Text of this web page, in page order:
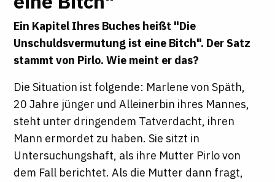
Ein Kapitel Ihres Buches heißt "Die
Unschuldsvermutung ist eine Bitch". Der Satz
stammt von Pirlo. Wie meint er das?
Die Situation ist folgende: Marlene von Späth,
20 Jahre jünger und Alleinerbin ihres Mannes,
steht unter dringendem Tatverdacht, ihren
Mann ermordet zu haben. Sie sitzt in
Untersuchungshaft, als ihre Mutter Pirlo von
dem Fall berichtet. Als die Mutter dann fragt,